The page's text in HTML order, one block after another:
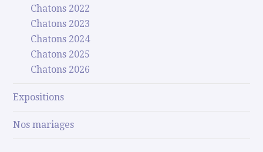
Chatons 2022
Chatons 2023
Chatons 2024
Chatons 2025
Chatons 2026
Expositions
Nos mariages